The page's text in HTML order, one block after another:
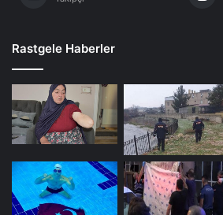
Rastgele Haberler